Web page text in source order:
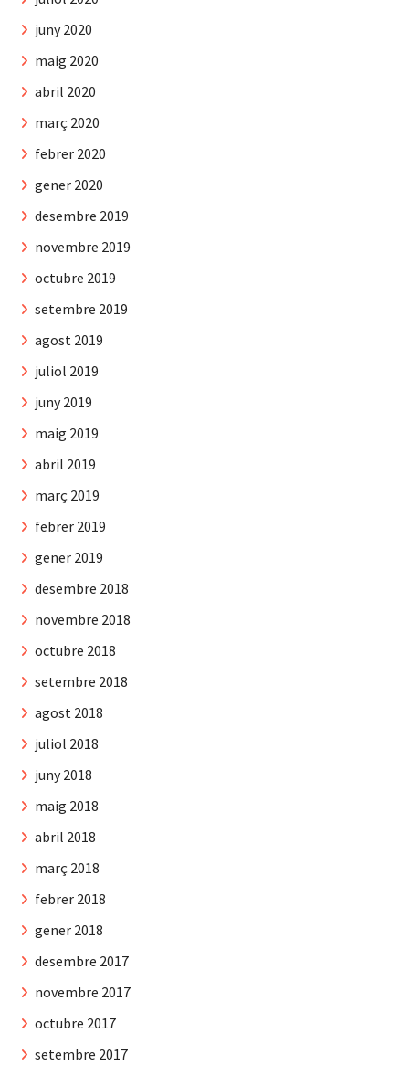
juny 2020
maig 2020
abril 2020
març 2020
febrer 2020
gener 2020
desembre 2019
novembre 2019
octubre 2019
setembre 2019
agost 2019
juliol 2019
juny 2019
maig 2019
abril 2019
març 2019
febrer 2019
gener 2019
desembre 2018
novembre 2018
octubre 2018
setembre 2018
agost 2018
juliol 2018
juny 2018
maig 2018
abril 2018
març 2018
febrer 2018
gener 2018
desembre 2017
novembre 2017
octubre 2017
setembre 2017